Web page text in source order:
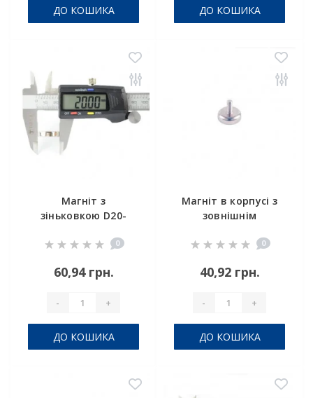
ДО КОШИКА ДО КОШИКА
Магніт з
зіньковкою D20-
0
60,94 грн.
- +
ДО КОШИКА
Магніт в корпусі з
зовнішнім
0
40,92 грн.
- +
ДО КОШИКА